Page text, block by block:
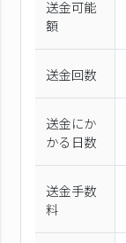
送金可能
額
送金回数
送金にか
かる日数
送金手数
料